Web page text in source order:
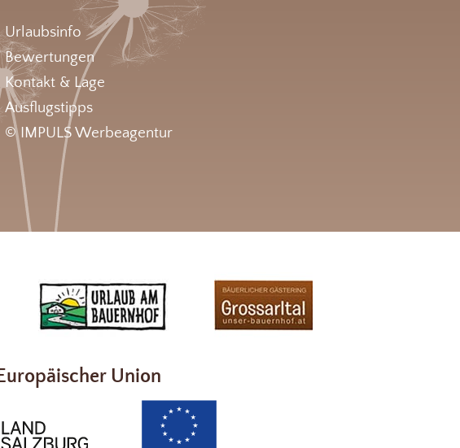
Urlaubsinfo
Bewertungen
Kontakt & Lage
Ausflugstipps
© IMPULS Werbeagentur
Union